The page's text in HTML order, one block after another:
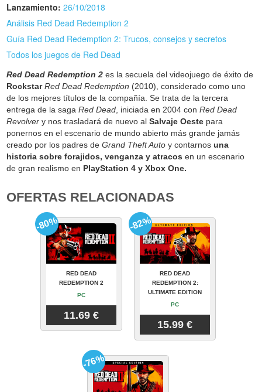
Lanzamiento: 26/10/2018
Análisis Red Dead Redemption 2
Guía Red Dead Redemption 2: Trucos, consejos y secretos
Todos los juegos de Red Dead
Red Dead Redemption 2 es la secuela del videojuego de éxito de
Rockstar Red Dead Redemption (2010), considerado como uno
de los mejores títulos de la compañía. Se trata de la tercera
entrega de la sagaRed Dead , iniciada en 2004 conRed Dead
Revolver y nos trasladará de nuevo alSalvaje Oeste para
ponernos en el escenario de mundo abierto más grande jamás
creado por los padres deGrand Theft Auto y contarnosuna
historia sobre forajidos, venganza y atracos en un escenario
de gran realismo en PlayStation 4 y Xbox One.
OFERTAS RELACIONADAS
RED DEAD
REDEMPTION 2
PC
11.69 €
-80%
RED DEAD
REDEMPTION 2:
ULTIMATE EDITION
PC
15.99 €
-82%
-76%